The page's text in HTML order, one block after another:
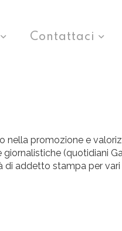
Contattaci
promozione e
(quotidiani
addetto stampa per vari